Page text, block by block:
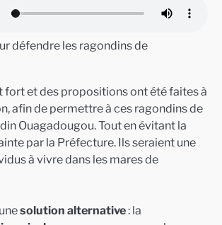
défendre les ragondins de
fort et des propositions ont été faites à
afin de permettre à ces ragondins de
Ouagadougou. Tout en évitant la
par la Préfecture. Ils seraient une
à vivre dans les mares de
solution alternative: la